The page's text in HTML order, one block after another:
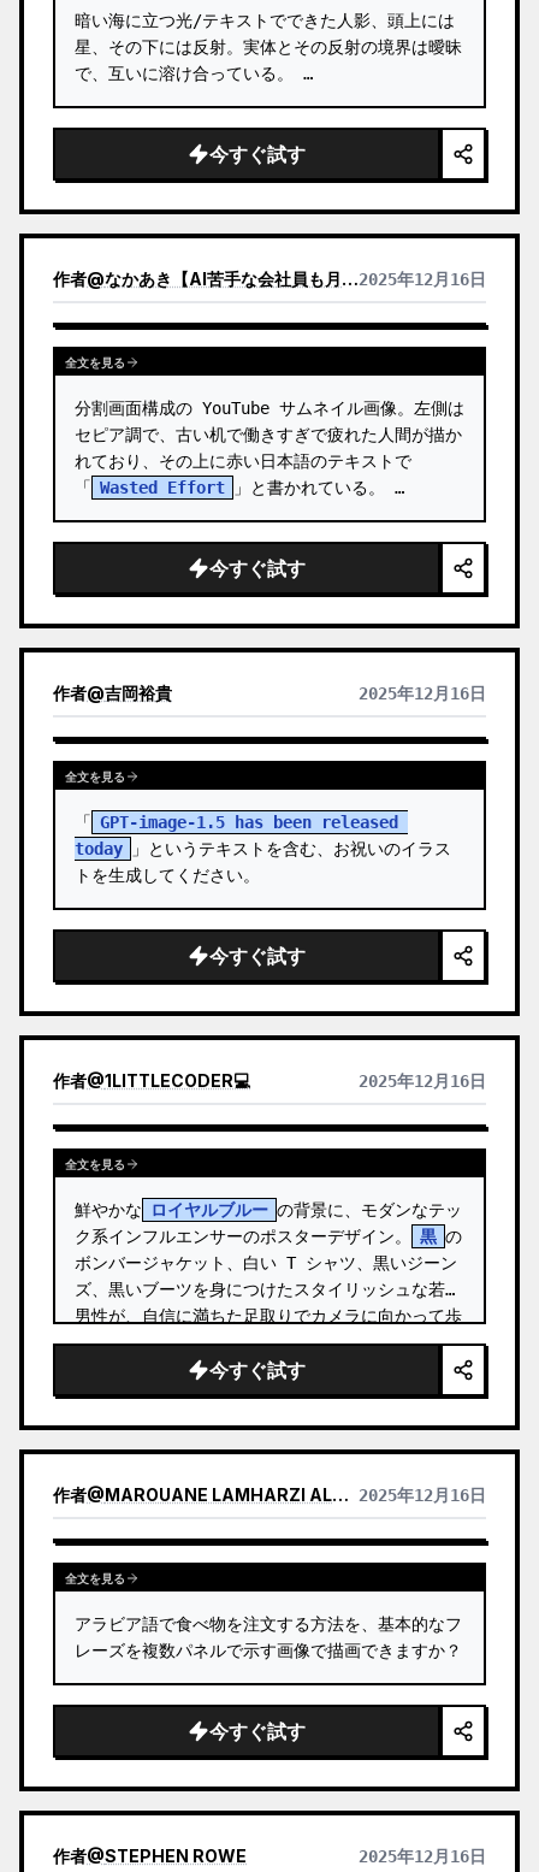
暗い海に立つ光/テキストでできた人影、頭上には
星、その下には反射。実体とその反射の境界は曖昧
で、互いに溶け合っている。 …
今すぐ試す
作者@なかあき【AI苦手な会社員も月5万を1日30分で目指す伴走者】 2025年12月16日
全文を見る
分割画面構成の YouTube サムネイル画像。左側は
セピア調で、古い机で働きすぎで疲れた人間が描か
れており、その上に赤い日本語のテキストで
「 Wasted Effort 」と書かれている。 …
今すぐ試す
作者@吉岡裕貴 2025年12月16日
全文を見る
「 GPT-image-1.5 has been released
today
」というテキストを含む、お祝いのイラス
トを生成してください。
今すぐ試す
作者@1LITTLECODER💻 2025年12月16日
全文を見る
鮮やかな ロイヤルブルー の背景に、モダンなテッ
ク系インフルエンサーのポスターデザイン。
黒 の
ボンバージャケット、白い T シャツ、黒いジーン
ズ、黒いブーツを身につけたスタイリッシュな若い
男性が、自信に満ちた足取りでカメラに向かって歩
いています。 …
今すぐ試す
作者@MAROUANE LAMHARZI ALAOUI 2025年12月16日
全文を見る
アラビア語で食べ物を注文する方法を、基本的なフ
レーズを複数パネルで示す画像で描画できますか？
今すぐ試す
作者@STEPHEN ROWE 2025年12月16日